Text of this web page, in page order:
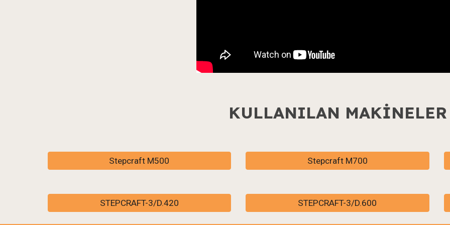
KULLANILAN MAKİNELER
Stepcraft M500 Stepcraft M700
STEPCRAFT-3/D.420 STEPCRAFT-3/D.600